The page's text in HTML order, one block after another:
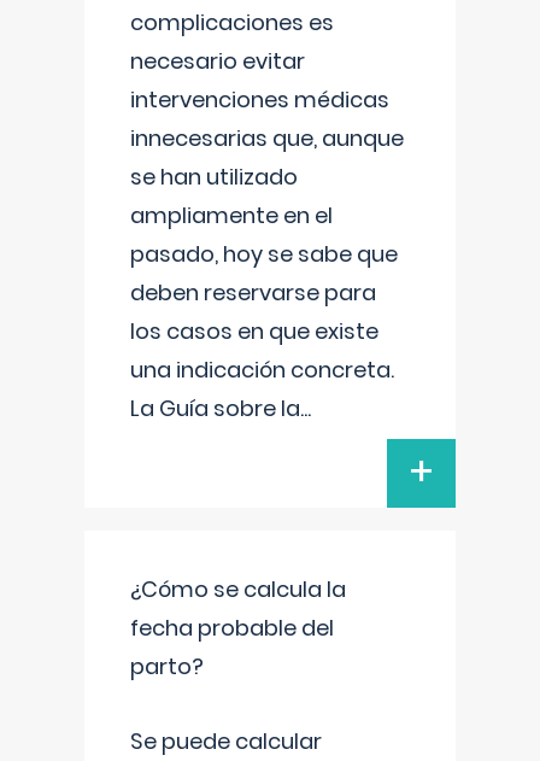
complicaciones es
necesario evitar
intervenciones médicas
innecesarias que, aunque
se han utilizado
ampliamente en el
pasado, hoy se sabe que
deben reservarse para
los casos en que existe
una indicación concreta.
La Guía sobre la...
+
¿Cómo se calcula la
fecha probable del
parto?
Se puede calcular